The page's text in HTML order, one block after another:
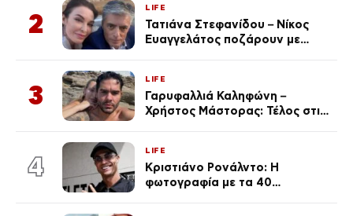
2
LIFE
Τατιάνα Στεφανίδου – Νίκος
Ευαγγελάτος ποζάρουν με
3
LIFE
Γαρυφαλλιά Καληφώνη –
Χρήστος Μάστορας: Τέλος στις
4
LIFE
Κριστιάνο Ρονάλντο: Η
φωτογραφία με τα 40